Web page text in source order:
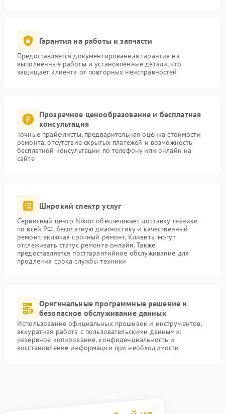
Гарантия на работы и запчасти
Предоставляется документированная гарантия на
выполненные работы и установленные детали, что
защищает клиента от повторных неисправностей
Прозрачное ценообразование и бесплатная
консультация
Точные прайс-листы, предварительная оценка стоимости
ремонта, отсутствие скрытых платежей и возможность
бесплатной консультации по телефону или онлайн на
сайте
Широкий спектр услуг
Сервисный центр Nikon обеспечивает доставку техники
по всей РФ, бесплатную диагностику и качественный
ремонт, включая срочный ремонт. Клиенты могут
отслеживать статус ремонта онлайн. Также
предоставляется постгарантийное обслуживание для
продления срока службы техники
Оригинальные программные решение и
безопасное обслуживание данных
Использование официальных прошивок и инструментов,
аккуратная работа с пользовательскими данными:
резервное копирование, конфиденциальность и
восстановление информации при необходимости